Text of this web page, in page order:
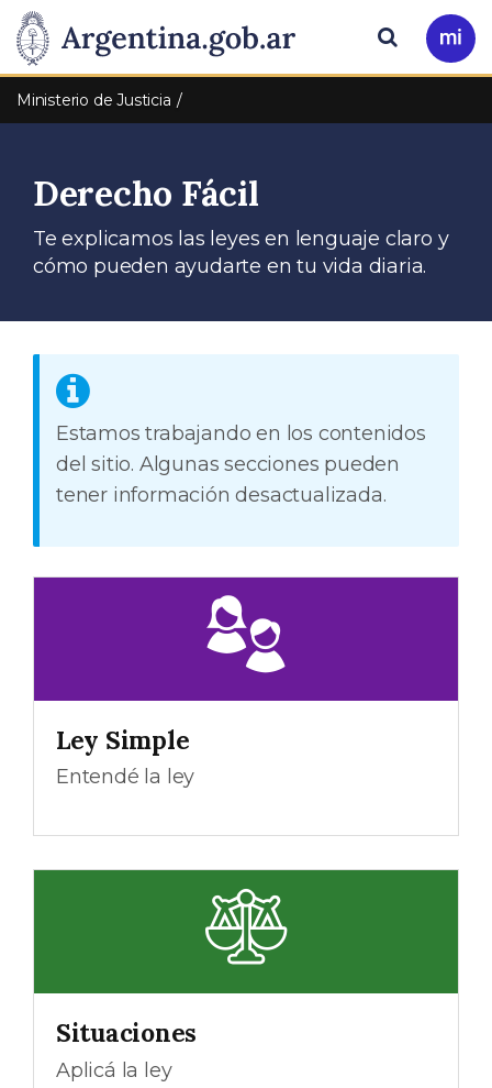
Presidencia
de
Nación
Pasar al contenido principal
Ir
a
Buscar
Ministerio de Justicia
Derecho Fácil
Te explicamos las leyes en lenguaje claro y
cómo pueden ayudarte en tu vida diaria.
Estamos trabajando en los contenidos
del sitio. Algunas secciones pueden
tener información desactualizada.
Ley Simple
Entendé la ley
Situaciones
Aplicá la ley